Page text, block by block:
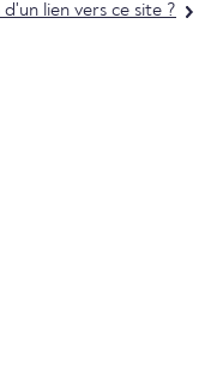
lien vers ce site ?